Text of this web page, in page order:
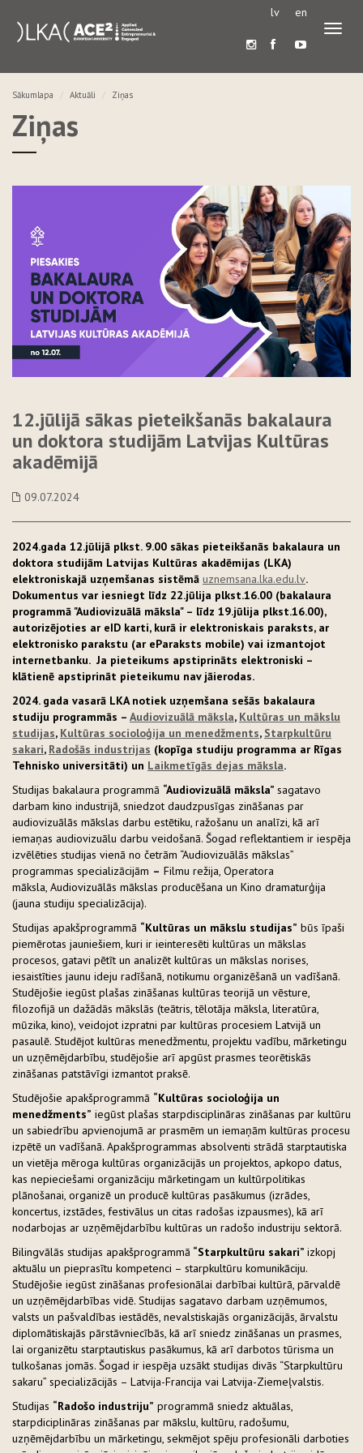
lv en
Sākumlapa Aktuāli Ziņas
Ziņas
12.jūlijā sākas pieteikšanās bakalaura
un doktora studijām Latvijas Kultūras
akadēmijā
09.07.2024
2024.gada 12.jūlijā plkst. 9.00 sākas pieteikšanās bakalaura un
doktora studijām Latvijas Kultūras akadēmijas (LKA)
elektroniskajā uzņemšanas sistēmā uznemsana.lka.edu.lv.
Dokumentus var iesniegt līdz 22.jūlija plkst.16.00 (bakalaura
programmā "Audiovizuālā māksla" – līdz 19.jūlija plkst.16.00),
autorizējoties ar eID karti, kurā ir elektroniskais paraksts, ar
elektronisko parakstu (ar eParaksts mobile) vai izmantojot
internetbanku. Ja pieteikums apstiprināts elektroniski –
klātienē apstiprināt pieteikumu nav jāierodas.
2024. gada vasarā LKA notiek uzņemšana sešās bakalaura
studiju programmās – Audiovizuālā māksla, Kultūras un mākslu
studijas, Kultūras socioloģija un menedžments, Starpkultūru
sakari, Radošās industrijas (kopīga studiju programma ar Rīgas
Tehnisko universitāti) un Laikmetīgās dejas māksla.
Studijas bakalaura programmā “Audiovizuālā māksla” sagatavo
darbam kino industrijā, sniedzot daudzpusīgas zināšanas par
audiovizuālās mākslas darbu estētiku, ražošanu un analīzi, kā arī
iemaņas audiovizuālu darbu veidošanā. Šogad reflektantiem ir iespēja
izvēlēties studijas vienā no četrām “Audiovizuālās mākslas”
programmas specializācijām – Filmu režija, Operatora
māksla, Audiovizuālās mākslas producēšana un Kino dramaturģija
(jauna studiju specializācija).
Studijas apakšprogrammā “Kultūras un mākslu studijas” būs īpaši
piemērotas jauniešiem, kuri ir ieinteresēti kultūras un mākslas
procesos, gatavi pētīt un analizēt kultūras un mākslas norises,
iesaistīties jaunu ideju radīšanā, notikumu organizēšanā un vadīšanā.
Studējošie iegūst plašas zināšanas kultūras teorijā un vēsture,
filozofijā un dažādās mākslās (teātris, tēlotāja māksla, literatūra,
mūzika, kino), veidojot izpratni par kultūras procesiem Latvijā un
pasaulē. Studējot kultūras menedžmentu, projektu vadību, mārketingu
un uzņēmējdarbību, studējošie arī apgūst prasmes teorētiskās
zināšanas patstāvīgi izmantot praksē.
Studējošie apakšprogrammā “Kultūras socioloģija un
menedžments” iegūst plašas starpdisciplināras zināšanas par kultūru
un sabiedrību apvienojumā ar prasmēm un iemaņām kultūras procesu
izpētē un vadīšanā. Apakšprogrammas absolventi strādā starptautiska
un vietēja mēroga kultūras organizācijās un projektos, apkopo datus,
kas nepieciešami organizāciju mārketingam un kultūrpolitikas
plānošanai, organizē un producē kultūras pasākumus (izrādes,
koncertus, izstādes, festivālus un citas radošas izpausmes), kā arī
nodarbojas ar uzņēmējdarbību kultūras un radošo industriju sektorā.
Bilingvālās studijas apakšprogrammā “Starpkultūru sakari” izkopj
aktuālu un pieprasītu kompetenci – starpkultūru komunikāciju.
Studējošie iegūst zināšanas profesionālai darbībai kultūrā, pārvaldē
un uzņēmējdarbības vidē. Studijas sagatavo darbam uzņēmumos,
valsts un pašvaldības iestādēs, nevalstiskajās organizācijās, ārvalstu
diplomātiskajās pārstāvniecībās, kā arī sniedz zināšanas un prasmes,
lai organizētu starptautiskus pasākumus, kā arī darbotos tūrisma un
tulkošanas jomās. Šogad ir iespēja uzsākt studijas divās “Starpkultūru
sakaru” specializācijās – Latvija-Francija vai Latvija-Ziemeļvalstis.
Studijas “Radošo industriju” programmā sniedz aktuālas,
starpdiciplināras zināšanas par mākslu, kultūru, radošumu,
uzņēmējdarbību un mārketingu, sekmējot spēju profesionāli darboties